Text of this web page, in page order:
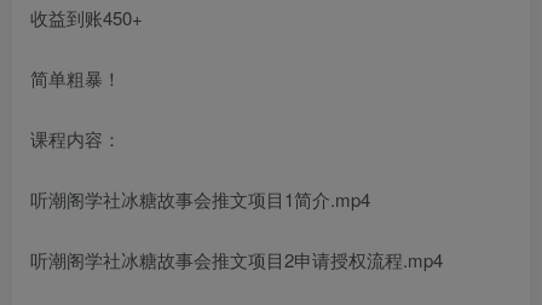
收益到账450+
简单粗暴！
课程内容：
听潮阁学社冰糖故事会推文项目1简介.mp4
听潮阁学社冰糖故事会推文项目2申请授权流程.mp4